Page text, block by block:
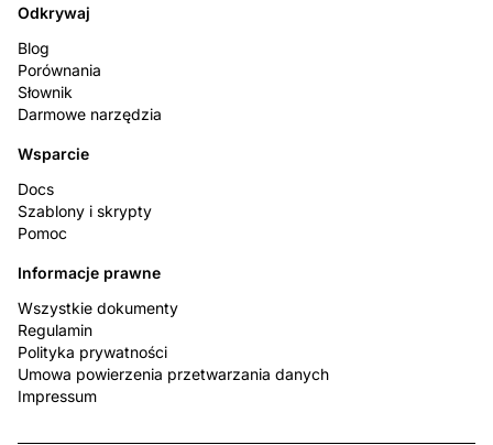
Odkrywaj
Blog
Porównania
Słownik
Darmowe narzędzia
Wsparcie
Docs
Szablony i skrypty
Pomoc
Informacje prawne
Wszystkie dokumenty
Regulamin
Polityka prywatności
Umowa powierzenia przetwarzania danych
Impressum